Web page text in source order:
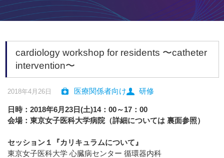
cardiology workshop for residents 〜catheter
intervention〜
2018年4月26日 医療関係者向け 研修
日時：2018年6月23日(土)14：00～17：00
会場：東京女子医科大学病院（詳細については 裏面参照）
セッション１『カリキュラムについて』
東京女子医科大学 心臓病センター 循環器内科